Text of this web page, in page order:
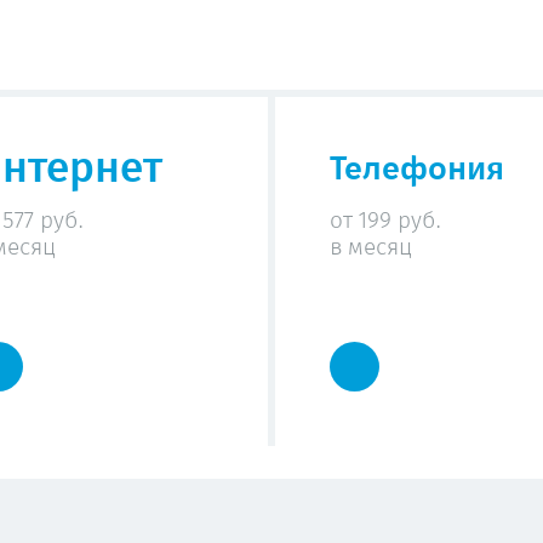
руб.
Телефония
от 199 руб.
в месяц